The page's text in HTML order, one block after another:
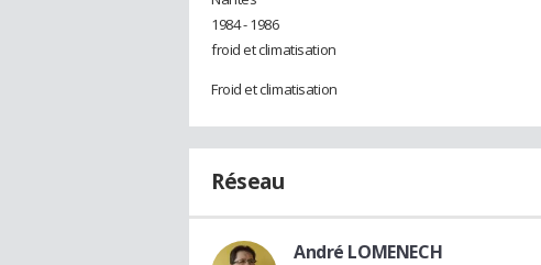
1984 - 1986
froid et climatisation
Froid et climatisation
Réseau
André LOMENECH